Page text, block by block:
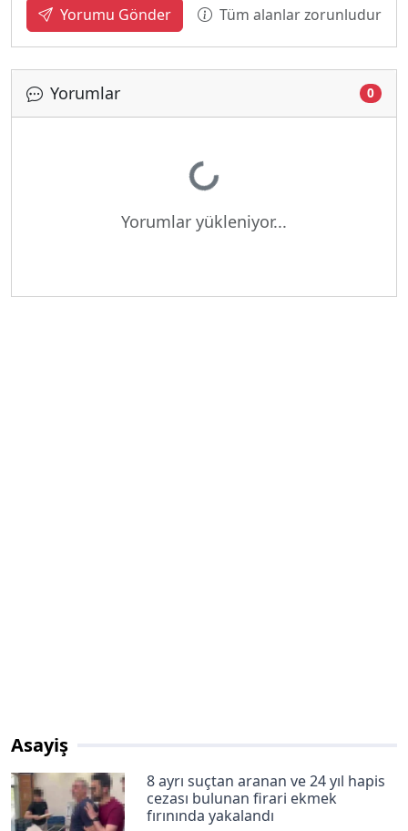
Yorumu Gönder Tüm alanlar zorunludur
Yorumlar 0
Yükleniyor...
Yorumlar yükleniyor...
Asayiş
8 ayrı suçtan aranan ve 24 yıl hapis
cezası bulunan firari ekmek
fırınında yakalandı